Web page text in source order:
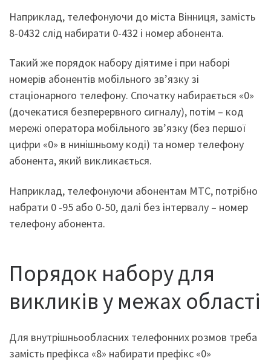
Наприклад, телефонуючи до міста Вінниця, замість
8-0432 слід набирати 0-432 і номер абонента.
Такий же порядок набору діятиме і при наборі
номерів абонентів мобільного зв’язку зі
стаціонарного телефону. Спочатку набирається «0»
(дочекатися безперервного сигналу), потім – код
мережі оператора мобільного зв’язку (без першої
цифри «0» в нинішньому коді) та номер телефону
абонента, який викликається.
Наприклад, телефонуючи абонентам МТС, потрібно
набрати 0 -95 або 0-50, далі без інтервалу – номер
телефону абонента.
Порядок набору для
викликів у межах області
Для внутрішньообласних телефонних розмов треба
замість префікса «8» набирати префікс «0»